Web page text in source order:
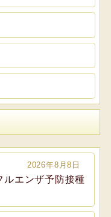
2026年8月8日
ルエンザ予防接種